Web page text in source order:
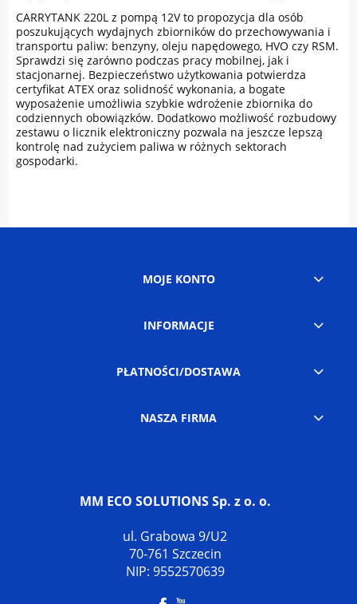
CARRYTANK 220L z pompą 12V to propozycja dla osób
poszukujących wydajnych zbiorników do przechowywania i
transportu paliw: benzyny, oleju napędowego, HVO czy RSM.
Sprawdzi się zarówno podczas pracy mobilnej, jak i
stacjonarnej. Bezpieczeństwo użytkowania potwierdza
certyfikat ATEX oraz solidność wykonania, a bogate
wyposażenie umożliwia szybkie wdrożenie zbiornika do
codziennych obowiązków. Dodatkowo możliwość rozbudowy
zestawu o licznik elektroniczny pozwala na jeszcze lepszą
kontrolę nad zużyciem paliwa w różnych sektorach
gospodarki.
MOJE KONTO
INFORMACJE
PŁATNOŚCI/DOSTAWA
NASZA FIRMA
MM ECO SOLUTIONS Sp. z o. o.
ul. Grabowa 9/U2
70-761 Szczecin
NIP: 9552570639